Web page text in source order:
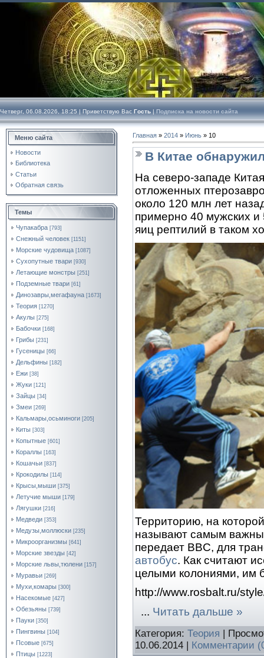
Четверг, 06.08.2026, 18:25 | Приветствую Вас Гость | Подписка на новости сайта
Меню сайта
Новости
Библиотека
Статьи
Обратная связь
Темы
Чупакабра [793]
Снежный человек [1151]
Морские чудовища [1087]
Сухопутные твари [930]
Летающие монстры [251]
Подземные твари [61]
Динозавры,мегафауна [1673]
Теория [1270]
Акулы [275]
Бабочки [168]
Грибы [231]
Гусеницы [66]
Дельфины [182]
Ежи [38]
Жуки [121]
Зайцы [34]
Змеи [269]
Кальмары,осьминоги [205]
Киты [303]
Копытные [601]
Кораллы [163]
Кошачьи [837]
Крокодилы [114]
Крысы,мыши [375]
Летучие мыши [179]
Лягушки [216]
Медведи [353]
Медузы,моллюски [235]
Микроорганизмы [641]
Морские звезды [42]
Морские львы,тюлени [157]
Муравьи [269]
Мухи,комары [300]
Насекомые [427]
Обезьяны [739]
Пауки [350]
Пингвины [104]
Псовые [675]
Птицы [1223]
Главная » 2014 » Июнь » 10
В Китае
На северо-западе
отложенных
около 120 млн лет
примерно 40 мужских и
яиц рептилий в таком
Территорию, на
называют самым
передает BBC, для
автобус. Как считают
целыми колониями, им
http://www.rosbalt.ru/
... Читать дальше »
Категория: Теория |
10.06.2014 | Комментарии